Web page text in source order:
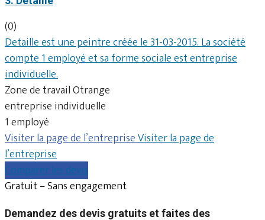
(0)
Detaille est une peintre créée le 31-03-2015. La société
compte 1 employé et sa forme sociale est entreprise
individuelle.
Zone de travail Otrange
entreprise individuelle
1 employé
Visiter la page de l’entrepriseVisiter la page de
l’entreprise
Comparer les devis
Gratuit – Sans engagement
Demandez des devis gratuits et faites des